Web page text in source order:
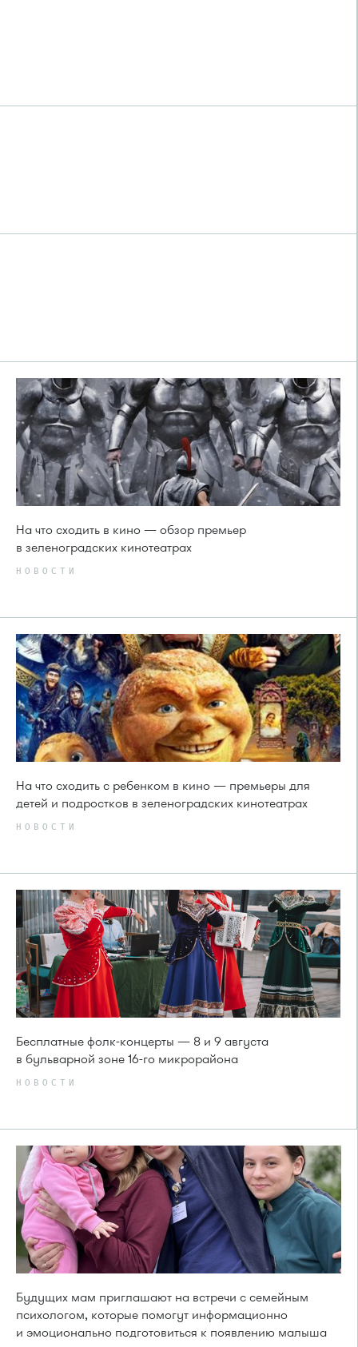
На что сходить в кино — обзор премьер
в зеленоградских кинотеатрах
НОВОСТИ
На что сходить с ребенком в кино — премьеры для
детей и подростков в зеленоградских кинотеатрах
НОВОСТИ
Бесплатные фолк-концерты — 8 и 9 августа
в бульварной зоне 16-го микрорайона
НОВОСТИ
Будущих мам приглашают на встречи с семейным
психологом, которые помогут информационно
и эмоционально подготовиться к появлению малыша